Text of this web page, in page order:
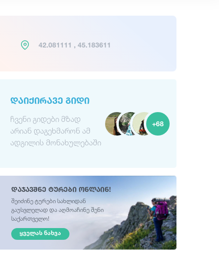
42.081111 , 45.183611
ᲓᲐᲘᲥᲘᲠᲐᲕᲔ ᲒᲘᲓᲘ
ჩვენი გიდები მზად
არიან დაგეხმარონ ამ
ადგილის მონახულებაში
+68
დაჯავშნე ტურები ონლაინ!
შეიძინე ტურები სახლიდან
გაუსვლელად და აღმოაჩინე შენი
საქართველო!
ᲧᲕᲔᲚᲐᲡ ᲜᲐᲮᲕᲐ